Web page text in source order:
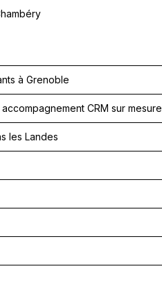
à Grenoble
CRM sur mesure
les Landes